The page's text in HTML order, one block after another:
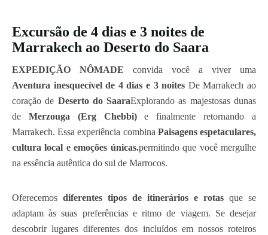
Excursão de 4 dias e 3 noites de
Marrakech ao Deserto do Saara
EXPEDIÇÃO NÔMADE convida você a viver uma
Aventura inesquecível de 4 dias e 3 noites De Marrakech ao
coração de Deserto do SaaraExplorando as majestosas dunas
de Merzouga (Erg Chebbi)e finalmente retornando a
Marrakech. Essa experiência combina Paisagens espetaculares,
cultura local e emoções únicas.permitindo que você mergulhe
na essência autêntica do sul de Marrocos.
Oferecemos diferentes tipos de itinerários e rotas que se
adaptam às suas preferências e ritmo de viagem. Se desejar
descobrir lugares diferentes dos incluídos em nossos roteiros